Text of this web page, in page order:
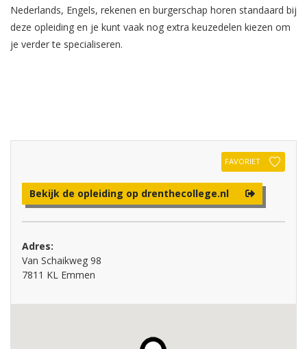
Nederlands, Engels, rekenen en burgerschap horen standaard bij
deze opleiding en je kunt vaak nog extra keuzedelen kiezen om
je verder te specialiseren.
FAVORIET
Bekijk de opleiding op drenthecollege.nl
Adres:
Van Schaikweg 98
7811 KL Emmen